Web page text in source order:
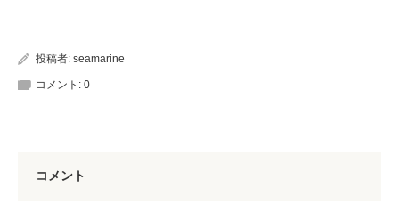
投稿者: seamarine
コメント: 0
コメント